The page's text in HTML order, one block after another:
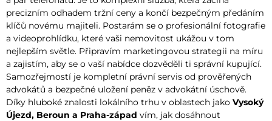
precizním odhadem tržní ceny a končí bezpečným předáním
klíčů novému majiteli. Postarám se o profesionální fotografie
a videoprohlídku, které vaši nemovitost ukážou v tom
nejlepším světle. Připravím marketingovou strategii na míru
a zajistím, aby se o vaší nabídce dozvěděli ti správní kupující.
Samozřejmostí je kompletní právní servis od prověřených
advokátů a bezpečné uložení peněz v advokátní úschově.
Díky hluboké znalosti lokálního trhu v oblastech jako Vysoký
Újezd, Beroun a Praha-západ vím, jak dosáhnout